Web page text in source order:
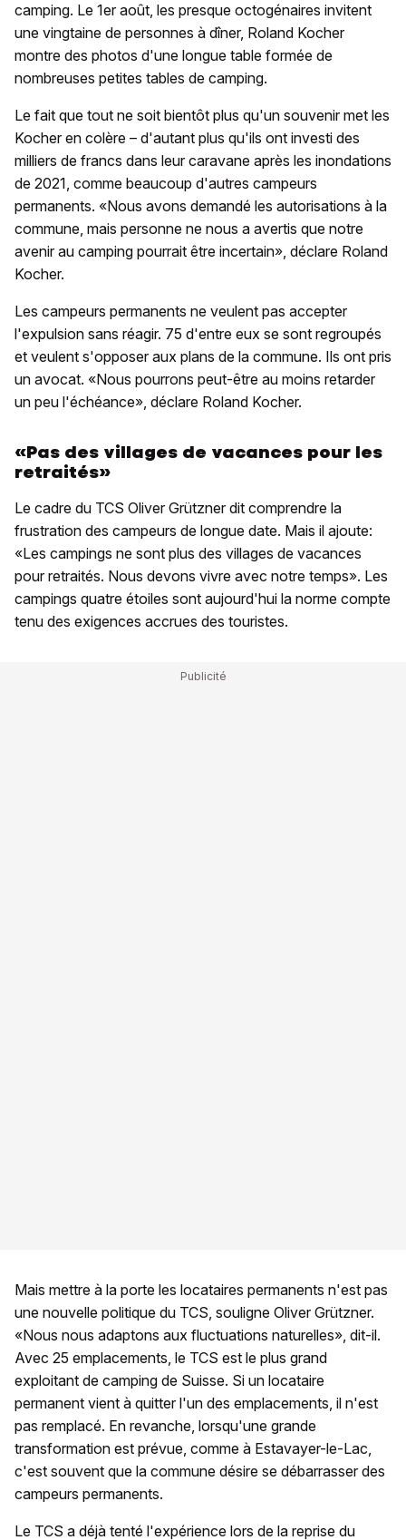
camping. Le 1er août, les presque octogénaires invitent
une vingtaine de personnes à dîner, Roland Kocher
montre des photos d'une longue table formée de
nombreuses petites tables de camping.
Le fait que tout ne soit bientôt plus qu'un souvenir met les
Kocher en colère – d'autant plus qu'ils ont investi des
milliers de francs dans leur caravane après les inondations
de 2021, comme beaucoup d'autres campeurs
permanents. «Nous avons demandé les autorisations à la
commune, mais personne ne nous a avertis que notre
avenir au camping pourrait être incertain», déclare Roland
Kocher.
Les campeurs permanents ne veulent pas accepter
l'expulsion sans réagir. 75 d'entre eux se sont regroupés
et veulent s'opposer aux plans de la commune. Ils ont pris
un avocat. «Nous pourrons peut-être au moins retarder
un peu l'échéance», déclare Roland Kocher.
«Pas des villages de vacances pour les
retraités»
Le cadre du TCS Oliver Grützner dit comprendre la
frustration des campeurs de longue date. Mais il ajoute:
«Les campings ne sont plus des villages de vacances
pour retraités. Nous devons vivre avec notre temps». Les
campings quatre étoiles sont aujourd'hui la norme compte
tenu des exigences accrues des touristes.
Mais mettre à la porte les locataires permanents n'est pas
une nouvelle politique du TCS, souligne Oliver Grützner.
«Nous nous adaptons aux fluctuations naturelles», dit-il.
Avec 25 emplacements, le TCS est le plus grand
exploitant de camping de Suisse. Si un locataire
permanent vient à quitter l'un des emplacements, il n'est
pas remplacé. En revanche, lorsqu'une grande
transformation est prévue, comme à Estavayer-le-Lac,
c'est souvent que la commune désire se débarrasser des
campeurs permanents.
Le TCS a déjà tenté l'expérience lors de la reprise du